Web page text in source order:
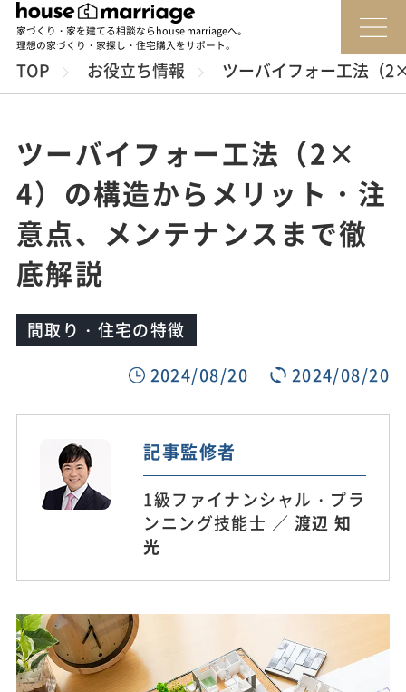
家づくり・家を建てる相談ならhouse marriageへ。
理想の家づくり・家探し・住宅購入をサポート。
TOP お役立ち情報 ツーバイフォー工法（
ツーバイフォー工法（2×
4）の構造からメリット・注
意点、メンテナンスまで徹
底解説
間取り・住宅の特徴
2024/08/20
2024/08/20
記事監修者
1級ファイナンシャル・プラ
ンニング技能士 ／ 渡辺 知
光